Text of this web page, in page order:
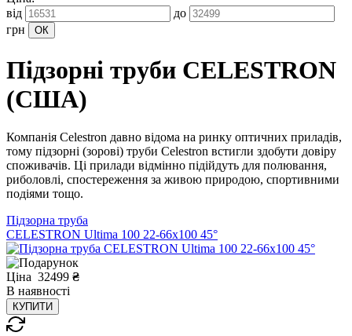
від
до
грн
Підзорні труби CELESTRON
(США)
Компанія Celestron давно відома на ринку оптичних приладів,
тому підзорні (зорові) труби Celestron встигли здобути довіру
споживачів. Ці прилади відмінно підійдуть для полювання,
риболовлі, спостереження за живою природою, спортивними
подіями тощо.
Підзорна труба
CELESTRON Ultima 100 22-66x100 45°
Ціна 32499 ₴
В наявності
КУПИТИ